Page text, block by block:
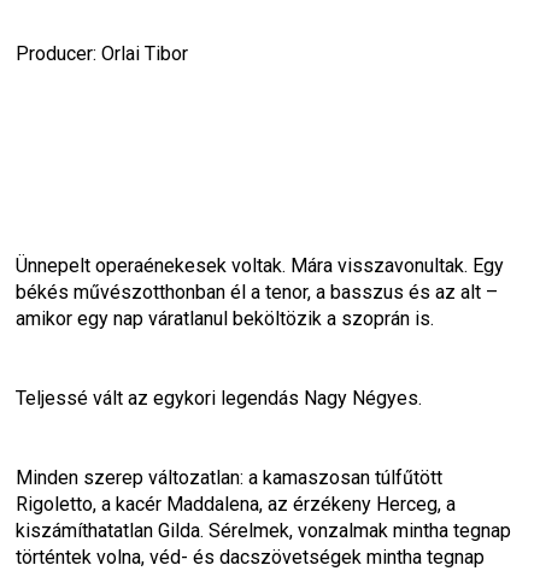
Producer: Orlai Tibor
Ünnepelt operaénekesek voltak. Mára visszavonultak. Egy
békés művészotthonban él a tenor, a basszus és az alt –
amikor egy nap váratlanul beköltözik a szoprán is.
Teljessé vált az egykori legendás Nagy Négyes.
Minden szerep változatlan: a kamaszosan túlfűtött
Rigoletto, a kacér Maddalena, az érzékeny Herceg, a
kiszámíthatatlan Gilda. Sérelmek, vonzalmak mintha tegnap
történtek volna, véd- és dacszövetségek mintha tegnap